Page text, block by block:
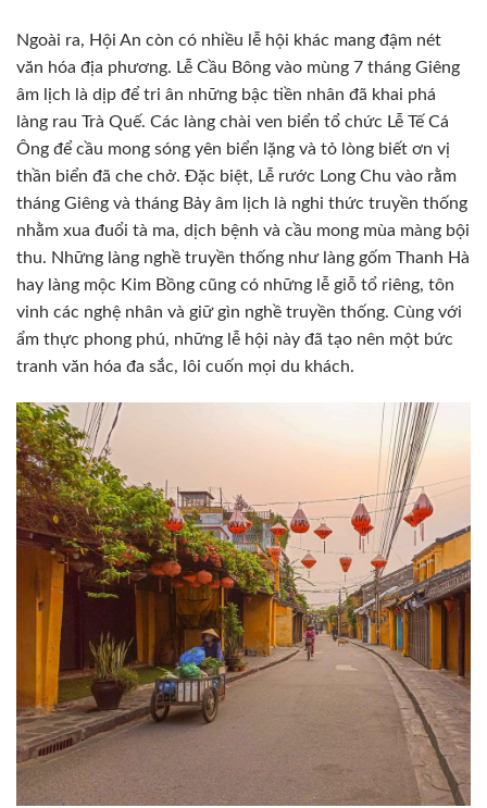
Ngoài ra, Hội An còn có nhiều lễ hội khác mang đậm nét
văn hóa địa phương. Lễ Cầu Bông vào mùng 7 tháng Giêng
âm lịch là dịp để tri ân những bậc tiền nhân đã khai phá
làng rau Trà Quế. Các làng chài ven biển tổ chức Lễ Tế Cá
Ông để cầu mong sóng yên biển lặng và tỏ lòng biết ơn vị
thần biển đã che chở. Đặc biệt, Lễ rước Long Chu vào rằm
tháng Giêng và tháng Bảy âm lịch là nghi thức truyền thống
nhằm xua đuổi tà ma, dịch bệnh và cầu mong mùa màng bội
thu. Những làng nghề truyền thống như làng gốm Thanh Hà
hay làng mộc Kim Bồng cũng có những lễ giỗ tổ riêng, tôn
vinh các nghệ nhân và giữ gìn nghề truyền thống. Cùng với
ẩm thực phong phú, những lễ hội này đã tạo nên một bức
tranh văn hóa đa sắc, lôi cuốn mọi du khách.